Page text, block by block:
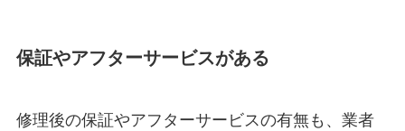
保証やアフターサービスがある
修理後の保証やアフターサービスの有無も、業者